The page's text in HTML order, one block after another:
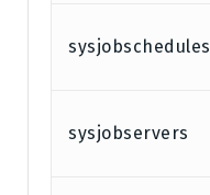
sysjobschedules
sysjobservers